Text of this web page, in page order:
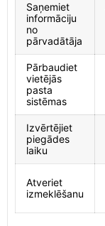
Saņemiet
informāciju
no
pārvadātāja
Pārbaudiet
vietējās
pasta
sistēmas
Izvērtējiet
piegādes
laiku
Atveriet
izmeklēšanu